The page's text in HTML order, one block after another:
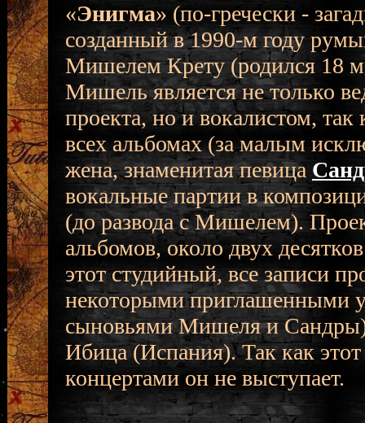
«Энигма» (по-гречески -
созданный в 1990-м году
Мишелем Крету (родился 18
Мишель является не только
проекта, но и вокалистом,
всех альбомах (за малым
жена, знаменитая певица
вокальные партии в
(до развода с Мишелем).
альбомов, около двух
этот студийный, все записи
некоторыми приглашенными
сыновьями Мишеля и Сандры)
Ибица (Испания). Так как этот
концертами он не выступает.